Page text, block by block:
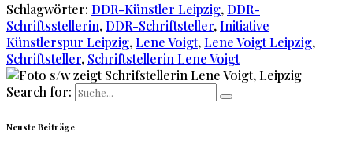
Schlagwörter: DDR-Künstler Leipzig, DDR-
Schriftsstellerin, DDR-Schriftsteller, Initiative
Künstlerspur Leipzig, Lene Voigt, Lene Voigt Leipzig,
Schriftsteller, Schriftstellerin Lene Voigt
Search for:
Neuste Beiträge